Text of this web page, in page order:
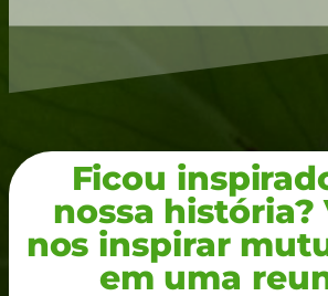
Ficou
nossa história?
nos inspirar
em uma